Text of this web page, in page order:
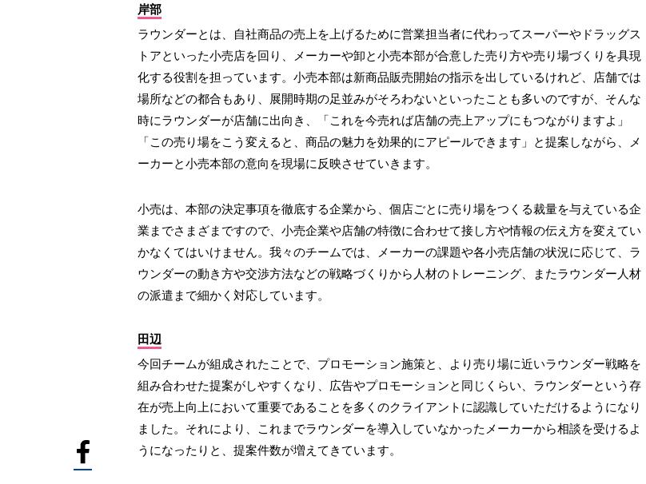
岸部
ラウンダーとは、自社商品の売上を上げるために営業担当者に代わってスーパーやドラッグス
トアといった小売店を回り、メーカーや卸と小売本部が合意した売り方や売り場づくりを具現
化する役割を担っています。小売本部は新商品販売開始の指示を出しているけれど、店舗では
場所などの都合もあり、展開時期の足並みがそろわないといったことも多いのですが、そんな
時にラウンダーが店舗に出向き、「これを今売れば店舗の売上アップにもつながりますよ」
「この売り場をこう変えると、商品の魅力を効果的にアピールできます」と提案しながら、メ
ーカーと小売本部の意向を現場に反映させていきます。
小売は、本部の決定事項を徹底する企業から、個店ごとに売り場をつくる裁量を与えている企
業までさまざまですので、小売企業や店舗の特徴に合わせて接し方や情報の伝え方を変えてい
かなくてはいけません。我々のチームでは、メーカーの課題や各小売店舗の状況に応じて、ラ
ウンダーの動き方や交渉方法などの戦略づくりから人材のトレーニング、またラウンダー人材
の派遣まで細かく対応しています。
田辺
今回チームが組成されたことで、プロモーション施策と、より売り場に近いラウンダー戦略を
組み合わせた提案がしやすくなり、広告やプロモーションと同じくらい、ラウンダーという存
在が売上向上において重要であることを多くのクライアントに認識していただけるようになり
ました。それにより、これまでラウンダーを導入していなかったメーカーから相談を受けるよ
うになったりと、提案件数が増えてきています。